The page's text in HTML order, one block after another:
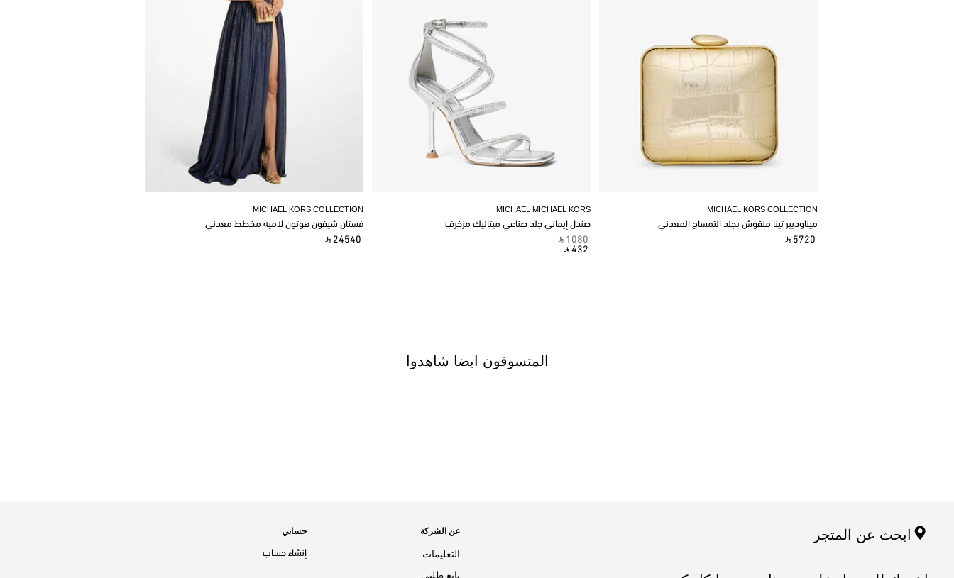
MICHAEL KORS COLLECTION
فستان شيفون هوتون لاميه مخطط معدني
‎ ⃁ 24540 ‎
MICHAEL MICHAEL KORS
صندل إيماني جلد صناعي ميتاليك مزخرف
‎ ⃁ 1080 ‎
‎ ⃁ 432 ‎
MICHAEL KORS COLLECTION
ميناوديير تينا منقوش بجلد التمساح المعدني
‎ ⃁ 5720 ‎
المتسوقون ايضا شاهدوا
ابحث عن المتجر عن الشركة
التعليمات
تابع طلبي
حسابي
إنشاء حساب